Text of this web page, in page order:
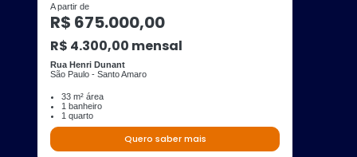
A partir de
R$ 675.000,00
R$ 4.300,00 mensal
Rua Henri Dunant
São Paulo - Santo Amaro
33 m² área
1 banheiro
1 quarto
Quero saber mais